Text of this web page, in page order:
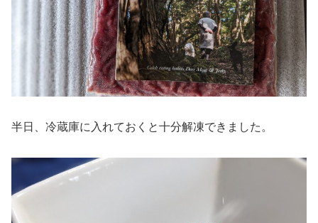
半日、冷蔵庫に入れておくと十分解凍できました。